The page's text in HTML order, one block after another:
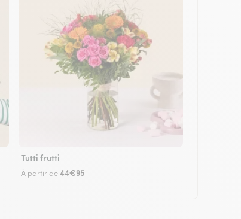
Tutti frutti
À partir de44€95